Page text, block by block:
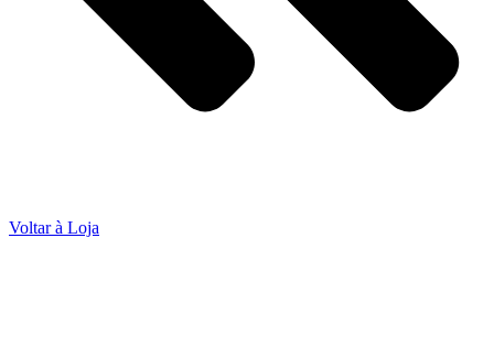
Voltar à Loja